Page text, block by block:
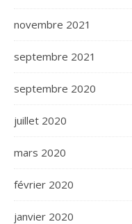
novembre 2021
septembre 2021
septembre 2020
juillet 2020
mars 2020
février 2020
janvier 2020